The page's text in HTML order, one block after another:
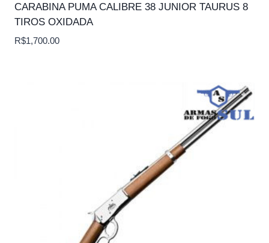
CARABINA PUMA CALIBRE 38 JUNIOR TAURUS 8
TIROS OXIDADA
R$1,700.00